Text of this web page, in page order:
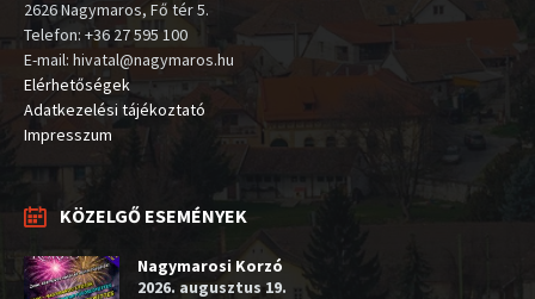
2626 Nagymaros, Fő tér 5.
Telefon: +36 27 595 100
E-mail: hivatal@nagymaros.hu
Elérhetőségek
Adatkezelési tájékoztató
Impresszum
KÖZELGŐ ESEMÉNYEK
Nagymarosi Korzó
2026. augusztus 19.